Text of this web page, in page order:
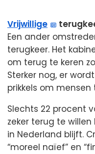
Vrijwillige
Een ander
terugkeer. Het
om terug te keren
Sterker nog, er
prikkels om
Slechts 22 procent
zeker terug te
in Nederland blijft.
“moreel naïef” en